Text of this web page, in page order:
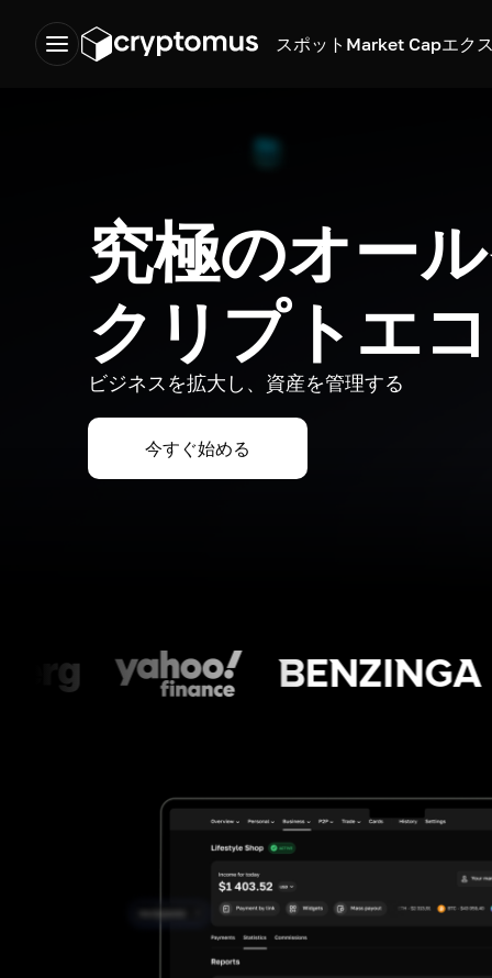
スポット Market Capエク
究極のオー
クリプトエ
ビジネスを拡大し、資産を管理する
今すぐ始める